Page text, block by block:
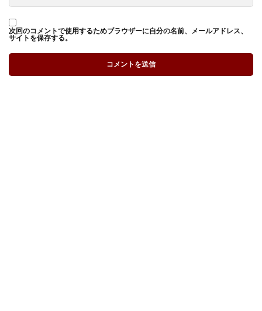
次回のコメントで使用するためブラウザーに自分の名前、メールアドレス、
サイトを保存する。